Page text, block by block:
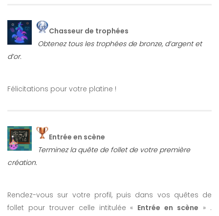
Chasseur de trophées
Obtenez tous les trophées de bronze, d’argent et
d’or.
Félicitations pour votre platine !
Entrée en scène
Terminez la quête de follet de votre première
création.
Rendez-vous sur votre profil, puis dans vos quêtes de
follet pour trouver celle intitulée « Entrée en scène » .